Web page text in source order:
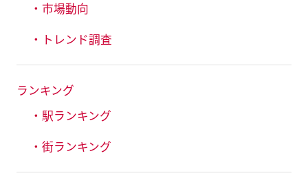
・市場動向
・トレンド調査
ランキング
・駅ランキング
・街ランキング